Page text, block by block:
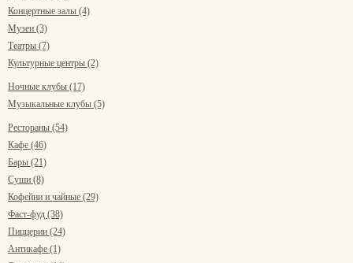
Концертные залы (4)
Музеи (3)
Театры (7)
Культурные центры (2)
Ночные клубы (17)
Музыкальные клубы (5)
Рестораны (54)
Кафе (46)
Бары (21)
Суши (8)
Кофейни и чайные (29)
Фаст-фуд (38)
Пиццерии (24)
Антикафе (1)